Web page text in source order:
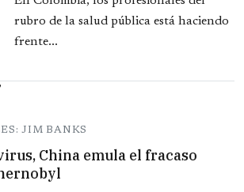
rubro de la salud pública está haciendo
frente...
JIM BANKS
China emula el fracaso